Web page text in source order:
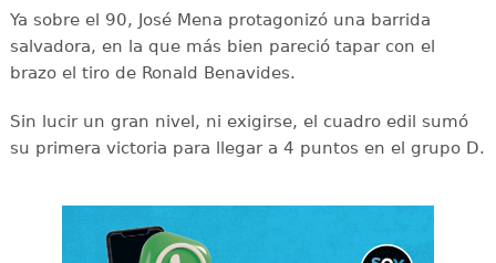
Ya sobre el 90, José Mena protagonizó una barrida
salvadora, en la que más bien pareció tapar con el
brazo el tiro de Ronald Benavides.
Sin lucir un gran nivel, ni exigirse, el cuadro edil sumó
su primera victoria para llegar a 4 puntos en el grupo D.